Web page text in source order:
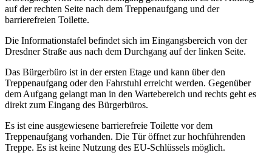
auf der rechten Seite nach dem Treppenaufgang und der
barrierefreien Toilette.
Die Informationstafel befindet sich im Eingangsbereich von der
Dresdner Straße aus nach dem Durchgang auf der linken Seite.
Das Bürgerbüro ist in der ersten Etage und kann über den
Treppenaufgang oder den Fahrstuhl erreicht werden. Gegenüber
dem Aufgang gelangt man in den Wartebereich und rechts geht es
direkt zum Eingang des Bürgerbüros.
Es ist eine ausgewiesene barrierefreie Toilette vor dem
Treppenaufgang vorhanden. Die Tür öffnet zur hochführenden
Treppe. Es ist keine Nutzung des EU-Schlüssels möglich.